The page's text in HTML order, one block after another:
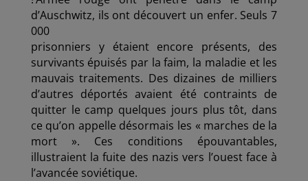
d’Auschwitz, ils ont découvert un enfer. Seuls 7
000
prisonniers y étaient encore présents, des
survivants épuisés par la faim, la maladie et les
mauvais traitements. Des dizaines de milliers
d’autres déportés avaient été contraints de
quitter le camp quelques jours plus tôt, dans
ce qu’on appelle désormais les « marches de la
mort ». Ces conditions épouvantables,
illustraient la fuite des nazis vers l’ouest face à
l’avancée soviétique.